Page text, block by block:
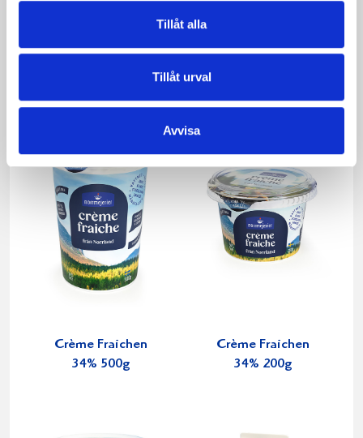
Tillåt alla
Tillåt urval
Avvisa
Crème Fraichen
34% 500g
Crème Fraichen
34% 200g